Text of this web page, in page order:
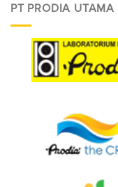
PT PRODIA UTAMA